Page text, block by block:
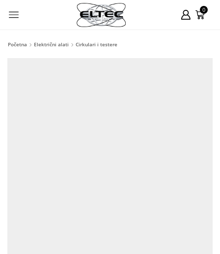
0
Početna Električni alati Cirkulari i testere